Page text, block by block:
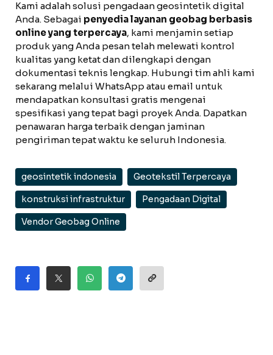
Kami adalah solusi pengadaan geosintetik digital
Anda. Sebagai penyedia layanan geobag berbasis
online yang terpercaya, kami menjamin setiap
produk yang Anda pesan telah melewati kontrol
kualitas yang ketat dan dilengkapi dengan
dokumentasi teknis lengkap. Hubungi tim ahli kami
sekarang melalui WhatsApp atau email untuk
mendapatkan konsultasi gratis mengenai
spesifikasi yang tepat bagi proyek Anda. Dapatkan
penawaran harga terbaik dengan jaminan
pengiriman tepat waktu ke seluruh Indonesia.
geosintetik indonesia Geotekstil Terpercaya
konstruksi infrastruktur Pengadaan Digital
Vendor Geobag Online